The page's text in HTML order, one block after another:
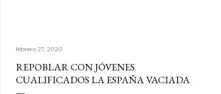
febrero 27, 2020
REPOBLAR CON JÓVENES
CUALIFICADOS LA ESPAÑA VACIADA